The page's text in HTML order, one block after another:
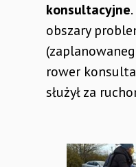
konsultacyjne
obszary
rower
służył za